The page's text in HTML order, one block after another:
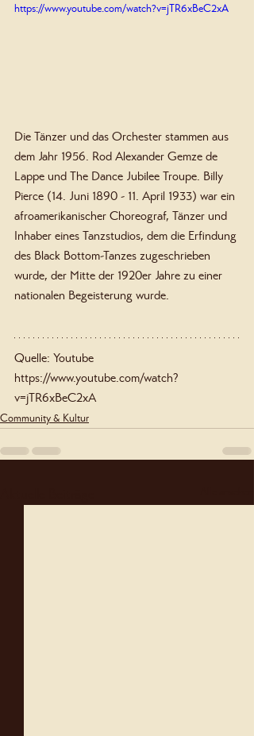
https://www.youtube.com/watch?v=jTR6xBeC2xA
Die Tänzer und das Orchester stammen aus
dem Jahr 1956. Rod Alexander Gemze de
Lappe und The Dance Jubilee Troupe. Billy
Pierce (14. Juni 1890 - 11. April 1933) war ein
afroamerikanischer Choreograf, Tänzer und
Inhaber eines Tanzstudios, dem die Erfindung
des Black Bottom-Tanzes zugeschrieben
wurde, der Mitte der 1920er Jahre zu einer
nationalen Begeisterung wurde.
Quelle: Youtube
https://www.youtube.com/watch?
v=jTR6xBeC2xA
Community & Kultur